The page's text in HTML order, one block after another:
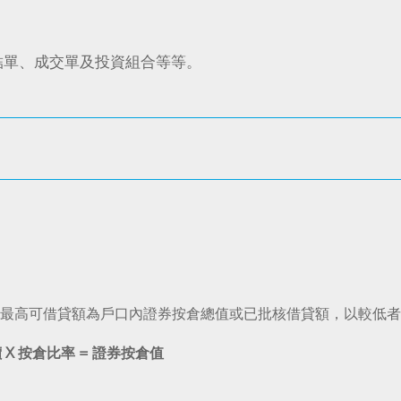
、成交單及投資組合等等。
高可借貸額為戶口內證券按倉總值或已批核借貸額，以較低
X按倉比率 = 證券按倉值